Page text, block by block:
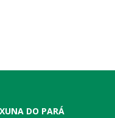
DO PARÁ